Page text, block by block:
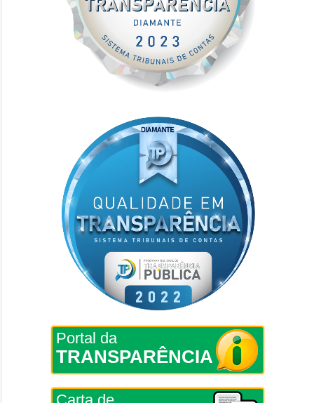
Portal da
TRANSPARÊNCIA